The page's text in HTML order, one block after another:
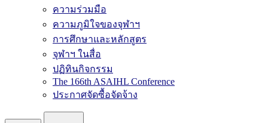
ความร่วมมือ
ความภูมิใจของจุฬาฯ
การศึกษาและหลักสูตร
จุฬาฯ ในสื่อ
ปฏิทินกิจกรรม
The 166th ASAIHL Conference
ประกาศจัดซื้อจัดจ้าง